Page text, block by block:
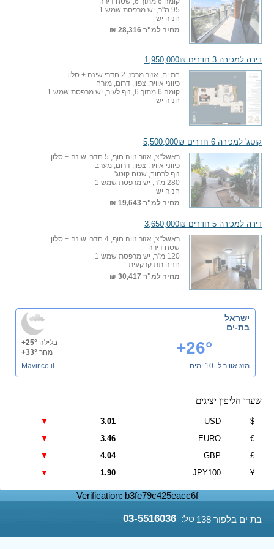
בת ים בלפור 138 טל: 03-5516036
95 מ"ר, יש מרפסת שמש 1
חניה יש
מחיר למ"ר 28,316 ₪
דירה למכירה 3 חדרים 1,950,000₪
בת ים, אזור מרכז, 2 חדרי שינה + סלון
כיווני אוויר: צפון, דרום, מזרח
קומה 6 מתוך 6, נוף לעיר, יש מרפסת שמש 1
חניה יש
קוטג' למכירה 6 חדרים 5,500,000₪
ראשל"צ, אזור נווה חוף, 5 חדרי שינה + סלון
כיווני אוויר: צפון, דרום, מערב
נוף לרחוב, שטח קוטג'
280 מ"ר, יש מרפסת שמש 1
חניה יש
מחיר למ"ר 19,643 ₪
דירה למכירה 5 חדרים 3,650,000₪
ראשל"צ, אזור נווה חוף, 4 חדרי שינה + סלון
שטח דירה
120 מ"ר, יש מרפסת שמש 1
חניה תת קרקעית
מחיר למ"ר 30,417 ₪
ישראל
בת-ים
+26° בלילה +25°
מחר +33°
מזג אוויר ל- 10 ימים
Mavir.co.il
שערי חליפין יציגים
$
USD
3.01
▼
€
EURO
3.46
▼
£
GBP
4.04
▼
¥
JPY100
1.90
▼
Verification: b3fe79c425eacc6f